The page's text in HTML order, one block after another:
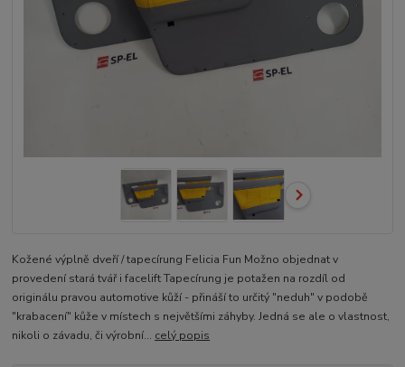
Kožené výplně dveří / tapecírung Felicia Fun Možno objednat v
provedení stará tvář i facelift Tapecírung je potažen na rozdíl od
originálu pravou automotive kůží - přináší to určitý "neduh" v podobě
"krabacení" kůže v místech s největšími záhyby. Jedná se ale o vlastnost,
nikoli o závadu, či výrobní... celý popis